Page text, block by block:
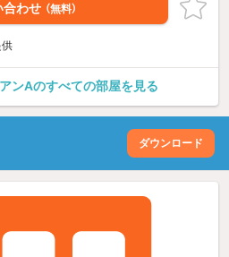
合わせ （無料）
ンAのすべての部屋を見る
ダウンロード